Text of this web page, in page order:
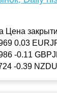
Цена
0.03
-0.11
-0.39